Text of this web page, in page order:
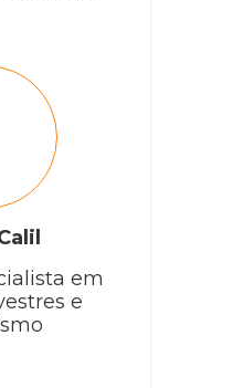
em
e